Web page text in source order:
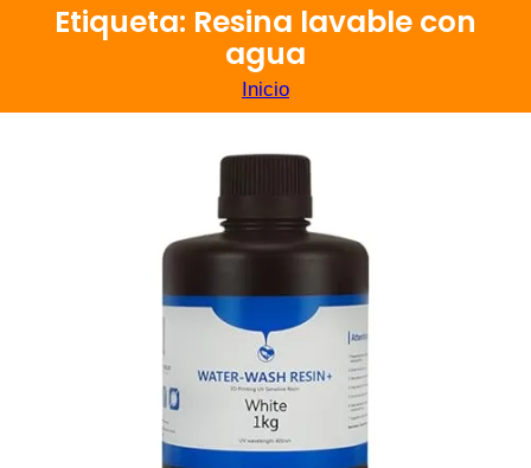
Etiqueta: Resina lavable con
agua
Inicio